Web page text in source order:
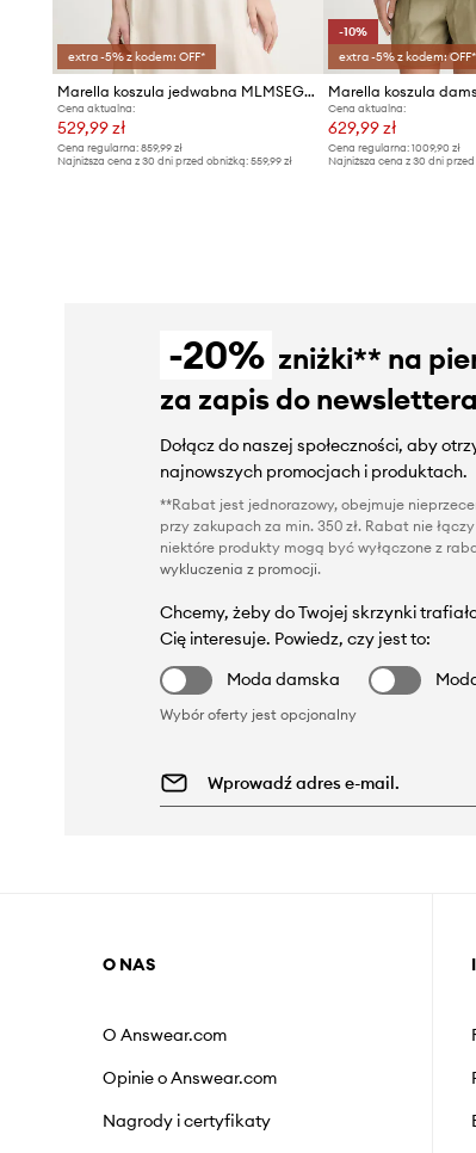
extra -5% z kodem: OFF*
Marella koszula jedwabna MLMSEGNALE
Cena aktualna:
529,99 zł
Cena regularna: 859,99 zł
Najniższa cena z 30 dni przed obniżką: 559,99 zł
-10%
extra -5% z kodem: OFF*
Cena aktualna:
629,99 zł
Cena regularna:1009,90 zł
Najniższa cena z 30 dni
-20% zniżki** na
za zapis do
Dołącz do naszej społeczności, aby
najnowszych promocjach i produktach.
**Rabat jest jednorazowy, obejmuje
przy zakupach za min. 350 zł. Rabat nie
niektóre produkty mogą być wyłączone z
wykluczenia z promocji.
Chcemy, żeby do Twojej skrzynki
Cię interesuje. Powiedz, czy jest to:
Moda damska
Wybór oferty jest opcjonalny
O NAS
O Answear.com
Opinie o Answear.com
Nagrody i certyfikaty